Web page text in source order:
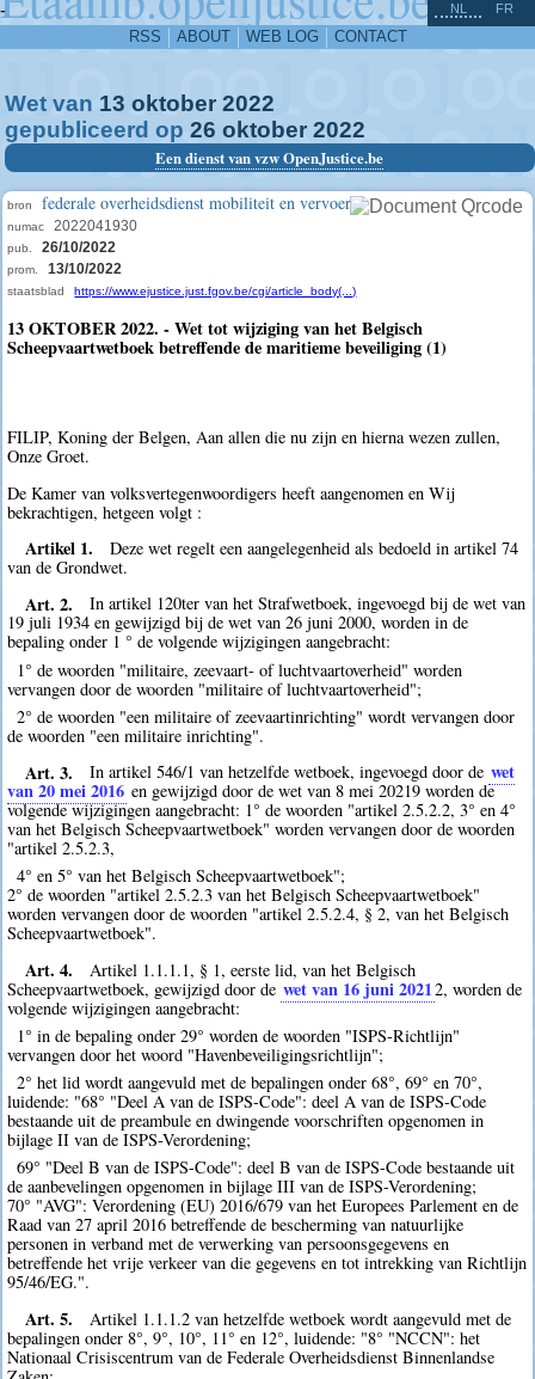
-
RSS ABOUT WEB LOG CONTACT
NL FR
Wet van 13 oktober 2022
gepubliceerd op 26 oktober 2022
Een dienst van vzw OpenJustice.be
bron federale overheidsdienst mobiliteit en vervoer
numac 2022041930
pub. 26/10/2022
prom. 13/10/2022
staatsblad https://www.ejustice.just.fgov.be/cgi/article_body(...)
13 OKTOBER 2022. - Wet tot wijziging van het Belgisch
Scheepvaartwetboek betreffende de maritieme beveiliging (1)
FILIP, Koning der Belgen, Aan allen die nu zijn en hierna wezen zullen,
Onze Groet.
De Kamer van volksvertegenwoordigers heeft aangenomen en Wij
bekrachtigen, hetgeen volgt :
Artikel 1.
Deze wet regelt een aangelegenheid als bedoeld in artikel 74
van de Grondwet.
Art. 2.
In artikel 120ter van het Strafwetboek, ingevoegd bij de wet van
19 juli 1934 en gewijzigd bij de wet van 26 juni 2000, worden in de
bepaling onder 1 ° de volgende wijzigingen aangebracht:
1° de woorden "militaire, zeevaart- of luchtvaartoverheid" worden
vervangen door de woorden "militaire of luchtvaartoverheid";
2° de woorden "een militaire of zeevaartinrichting" wordt vervangen door
de woorden "een militaire inrichting".
Art. 3. In artikel 546/1 van hetzelfde wetboek, ingevoegd door de wet
van 20 mei 2016 en gewijzigd door de wet van 8 mei 20219 worden de
volgende wijzigingen aangebracht: 1° de woorden "artikel 2.5.2.2, 3° en 4°
van het Belgisch Scheepvaartwetboek" worden vervangen door de woorden
"artikel 2.5.2.3,
4° en 5° van het Belgisch Scheepvaartwetboek";
2° de woorden "artikel 2.5.2.3 van het Belgisch Scheepvaartwetboek"
worden vervangen door de woorden "artikel 2.5.2.4, § 2, van het Belgisch
Scheepvaartwetboek".
Art. 4.
Artikel 1.1.1.1, § 1, eerste lid, van het Belgisch
Scheepvaartwetboek, gewijzigd door de wet van 16 juni 20212, worden de
volgende wijzigingen aangebracht:
1° in de bepaling onder 29° worden de woorden "ISPS-Richtlijn"
vervangen door het woord "Havenbeveiligingsrichtlijn";
2° het lid wordt aangevuld met de bepalingen onder 68°, 69° en 70°,
luidende: "68° "Deel A van de ISPS-Code": deel A van de ISPS-Code
bestaande uit de preambule en dwingende voorschriften opgenomen in
bijlage II van de ISPS-Verordening;
69° "Deel B van de ISPS-Code": deel B van de ISPS-Code bestaande uit
de aanbevelingen opgenomen in bijlage III van de ISPS-Verordening;
70° "AVG": Verordening (EU) 2016/679 van het Europees Parlement en de
Raad van 27 april 2016 betreffende de bescherming van natuurlijke
personen in verband met de verwerking van persoonsgegevens en
betreffende het vrije verkeer van die gegevens en tot intrekking van Richtlijn
95/46/EG.".
Art. 5.
Artikel 1.1.1.2 van hetzelfde wetboek wordt aangevuld met de
bepalingen onder 8°, 9°, 10°, 11° en 12°, luidende: "8° "NCCN": het
Nationaal Crisiscentrum van de Federale Overheidsdienst Binnenlandse
^